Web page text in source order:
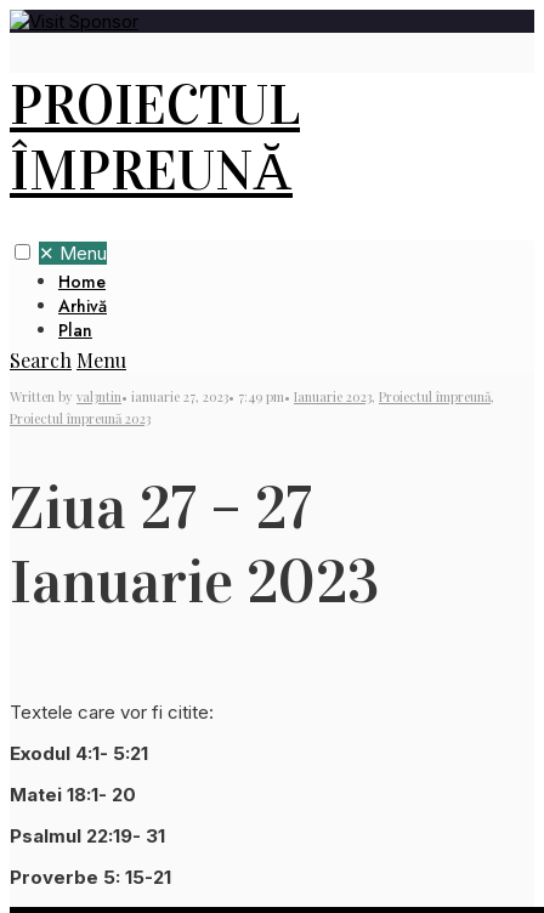
PROIECTUL
ÎMPREUNĂ
✕ Menu
Home
Arhivă
Plan
Search Menu
Written by val3ntin• ianuarie 27, 2023• 7:49 pm• Ianuarie 2023, Proiectul împreună,
Proiectul împreună 2023
Ziua 27 – 27
Ianuarie 2023
Textele care vor fi citite:
Exodul 4:1- 5:21
Matei 18:1- 20
Psalmul 22:19- 31
Proverbe 5: 15-21